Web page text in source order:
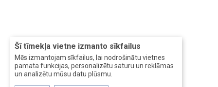
Šī tīmekļa vietne izmanto sīkfailus
Mēs izmantojam sīkfailus, lai nodrošinātu vietnes
pamata funkcijas, personalizētu saturu un reklāmas
un analizētu mūsu datu plūsmu.